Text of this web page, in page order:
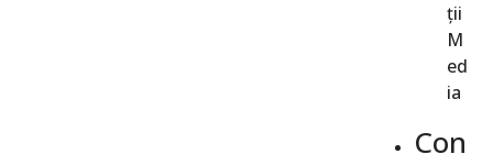
ții
M
ed
ia
Con